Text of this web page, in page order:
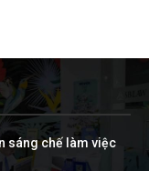
sáng chế làm việc